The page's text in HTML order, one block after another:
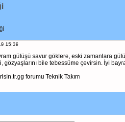
15:39
gülüşü savur göklere, eski zamanlara
gözyaşlarını bile tebessüme çevirsin. İyi
forumu Teknik Takım